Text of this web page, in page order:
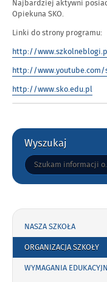
Najbardziej aktywni
Opiekuna SKO.
Linki do strony programu:
http://
http://www.youtube.com/
http://www.sko.edu.pl
Gorne
Wyszukaj
Tutaj
wpisz
NASZA SZKOŁA
ORGANIZACJA SZKOŁY
WYMAGANIA